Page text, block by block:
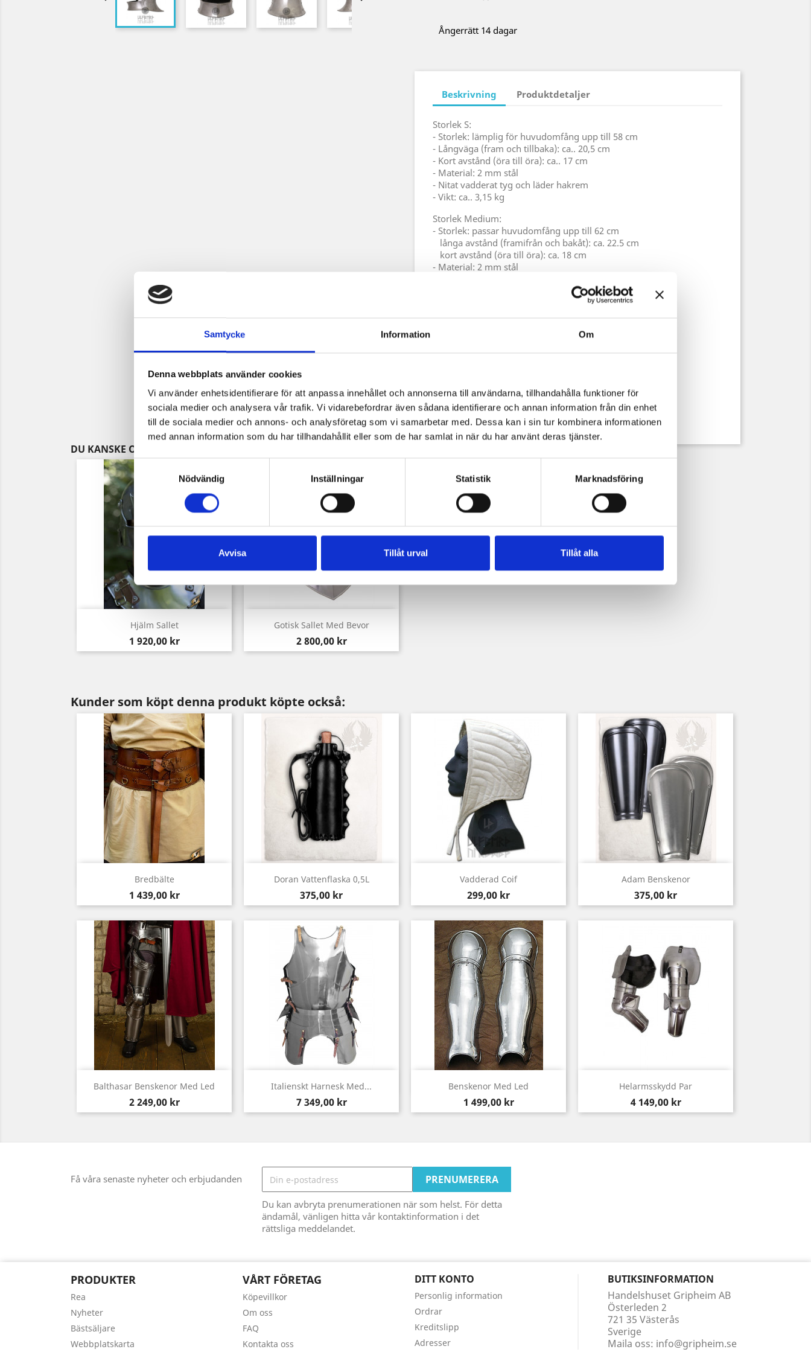
Samtycke Information Om
Denna webbplats använder cookies
Vi använder enhetsidentifierare för att anpassa innehållet och annonserna till användarna, tillhandahålla funktioner för
sociala medier och analysera vår trafik. Vi vidarebefordrar även sådana identifierare och annan information från din enhet
till de sociala medier och annons- och analysföretag som vi samarbetar med. Dessa kan i sin tur kombinera informationen
med annan information som du har tillhandahållit eller som de har samlat in när du har använt deras tjänster.
Samtyckesval
Nödvändig
Inställningar Statistik Marknadsföring
Avvisa Tillåt urval Tillåt alla
Ångerrätt 14 dagar
Beskrivning Produktdetaljer
Storlek S:
- Storlek: lämplig för huvudomfång upp till 58 cm
- Långväga (fram och tillbaka): ca.. 20,5 cm
- Kort avstånd (öra till öra): ca.. 17 cm
- Material: 2 mm stål
- Nitat vadderat tyg och läder hakrem
- Vikt: ca.. 3,15 kg
Storlek Medium:
- Storlek: passar huvudomfång upp till 62 cm
långa avstånd (framifrån och bakåt): ca. 22.5 cm
kort avstånd (öra till öra): ca. 18 cm
- Material: 2 mm stål
- Storlek: lämplig för huvudomfång upp till 64 cm
- Vikt: ca.. 3,7 kg
This is an original ULFBERTH® product
DU KANSKE OCKSÅ GILLAR
Hjälm Sallet
Pris
1 920,00 kr
Snabbvy Gotisk Sallet Med Bevor
Pris
2 800,00 kr
Snabbvy
Kunder som köpt denna produkt köpte också:
Bredbälte
Pris
1 439,00 kr
Snabbvy Doran Vattenflaska 0,5L
Pris
375,00 kr
Snabbvy Vadderad Coif
Pris
299,00 kr
Snabbvy Adam Benskenor
Pris
375,00 kr
Snabbvy
Balthasar Benskenor Med Led
Pris
2 249,00 kr
Snabbvy Italienskt Harnesk Med...
Pris
7 349,00 kr
Snabbvy Benskenor Med Led
Pris
1 499,00 kr
Snabbvy Helarmsskydd Par
Pris
4 149,00 kr
Snabbvy
Få våra senaste nyheter och erbjudanden
Du kan avbryta prenumerationen när som helst. För detta
ändamål, vänligen hitta vår kontaktinformation i det
rättsliga meddelandet.
PRODUKTER
Rea
Nyheter
Bästsäljare
Webbplatskarta
VÅRT FÖRETAG
Köpevillkor
Om oss
FAQ
Kontakta oss
DITT KONTO
Personlig information
Ordrar
Kreditslipp
Adresser
BUTIKSINFORMATION
Handelshuset Gripheim AB
Österleden 2
721 35 Västerås
Sverige
Maila oss: info@gripheim.se